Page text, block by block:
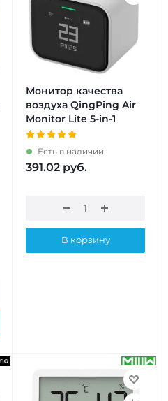
Монитор качества
воздуха QingPing Air
Monitor Lite 5-in-1
Есть в наличии
391.02 руб.
В корзину